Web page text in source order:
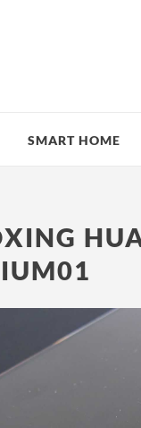
SMART HOME